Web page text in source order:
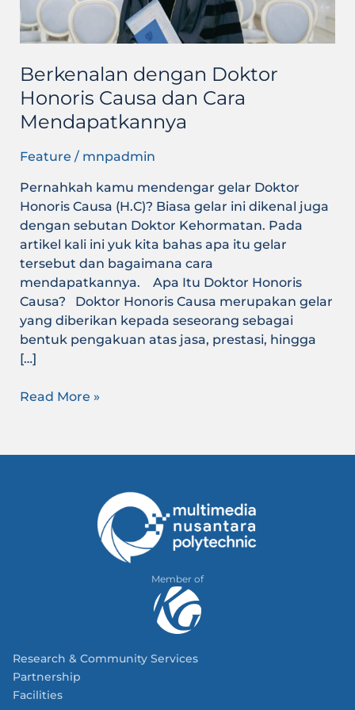
Berkenalan dengan Doktor
Honoris Causa dan Cara
Mendapatkannya
Feature / mnpadmin
Pernahkah kamu mendengar gelar Doktor
Honoris Causa (H.C)? Biasa gelar ini dikenal juga
dengan sebutan Doktor Kehormatan. Pada
artikel kali ini yuk kita bahas apa itu gelar
tersebut dan bagaimana cara
mendapatkannya. Apa Itu Doktor Honoris
Causa? Doktor Honoris Causa merupakan gelar
yang diberikan kepada seseorang sebagai
bentuk pengakuan atas jasa, prestasi, hingga
[…]
Mendapatkannya
Read More »
Member of
Research & Community Services
Partnership
Facilities